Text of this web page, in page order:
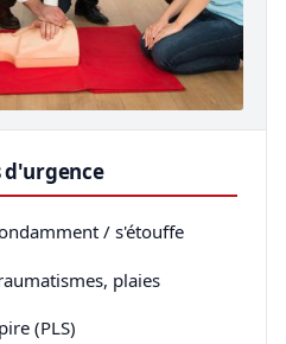
d'urgence
/ s'étouffe
plaies
(PLS)